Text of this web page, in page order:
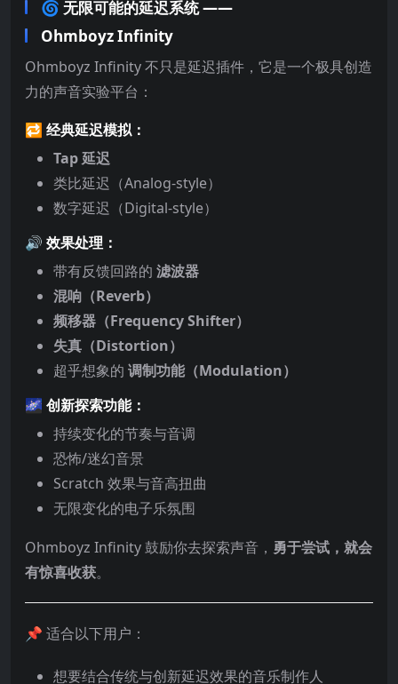
🌀 无限可能的延迟系统 ——
Ohmboyz Infinity
Ohmboyz Infinity 不只是延迟插件，它是一个极具创造
力的声音实验平台：
🔁 经典延迟模拟：
Tap 延迟
类比延迟（Analog-style）
数字延迟（Digital-style）
🔊 效果处理：
带有反馈回路的 滤波器
混响（Reverb）
频移器（Frequency Shifter）
失真（Distortion）
超乎想象的 调制功能（Modulation）
🌌 创新探索功能：
持续变化的节奏与音调
恐怖/迷幻音景
Scratch 效果与音高扭曲
无限变化的电子乐氛围
Ohmboyz Infinity 鼓励你去探索声音， 勇于尝试，就会
有惊喜收获。
📌 适合以下用户：
想要结合传统与创新延迟效果的音乐制作人